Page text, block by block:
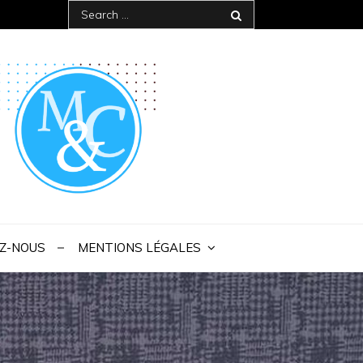
Search
for:
Bordeaux
NOUS MENTIONS LÉGALES